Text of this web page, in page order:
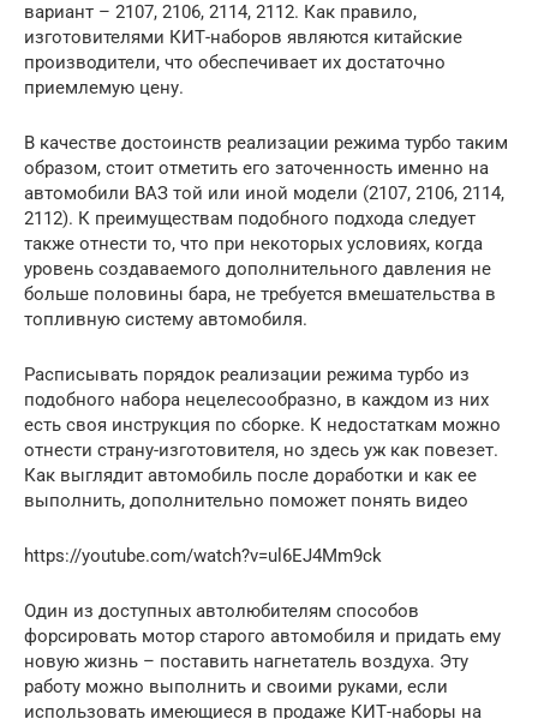
вариант – 2107, 2106, 2114, 2112. Как правило,
изготовителями КИТ-наборов являются китайские
производители, что обеспечивает их достаточно
приемлемую цену.
В качестве достоинств реализации режима турбо таким
образом, стоит отметить его заточенность именно на
автомобили ВАЗ той или иной модели (2107, 2106, 2114,
2112). К преимуществам подобного подхода следует
также отнести то, что при некоторых условиях, когда
уровень создаваемого дополнительного давления не
больше половины бара, не требуется вмешательства в
топливную систему автомобиля.
Расписывать порядок реализации режима турбо из
подобного набора нецелесообразно, в каждом из них
есть своя инструкция по сборке. К недостаткам можно
отнести страну-изготовителя, но здесь уж как повезет.
Как выглядит автомобиль после доработки и как ее
выполнить, дополнительно поможет понять видео
https://youtube.com/watch?v=ul6EJ4Mm9ck
Один из доступных автолюбителям способов
форсировать мотор старого автомобиля и придать ему
новую жизнь – поставить нагнетатель воздуха. Эту
работу можно выполнить и своими руками, если
использовать имеющиеся в продаже КИТ-наборы на